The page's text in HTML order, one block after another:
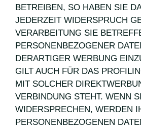
BETREIBEN, SO HABEN SIE
JEDERZEIT WIDERSPRUCH
VERARBEITUNG SIE
PERSONENBEZOGENER
DERARTIGER WERBUNG
GILT AUCH FÜR DAS
MIT SOLCHER
VERBINDUNG STEHT. WENN
WIDERSPRECHEN, WERDEN
PERSONENBEZOGENEN